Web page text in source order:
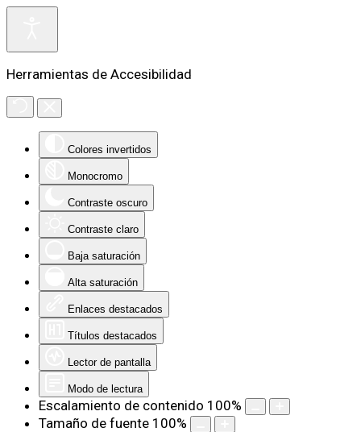
Herramientas de Accesibilidad
Colores invertidos
Monocromo
Contraste oscuro
Contraste claro
Baja saturación
Alta saturación
Enlaces destacados
Títulos destacados
Lector de pantalla
Modo de lectura
Escalamiento de contenido 100%
Tamaño de fuente 100%